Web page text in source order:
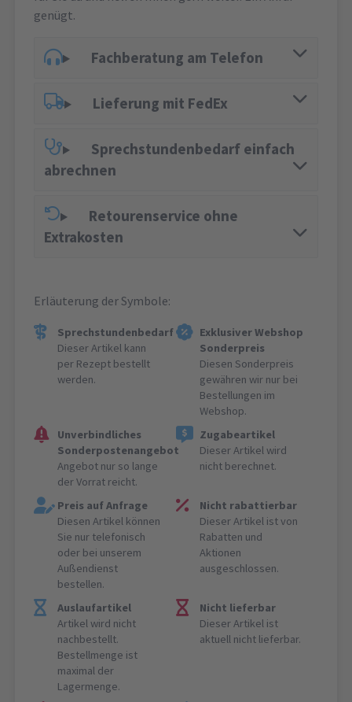
genügt.
Fachberatung am Telefon
Lieferung mit FedEx
Sprechstundenbedarf einfach
abrechnen
Retourenservice ohne
Extrakosten
Erläuterung der Symbole:
Sprechstundenbedarf
Dieser Artikel kann
per Rezept bestellt
werden.
Exklusiver Webshop
Sonderpreis
Diesen Sonderpreis
gewähren wir nur bei
Bestellungen im
Webshop.
Unverbindliches
Sonderpostenangebot
Angebot nur so lange
der Vorrat reicht.
Zugabeartikel
Dieser Artikel wird
nicht berechnet.
Preis auf Anfrage
Diesen Artikel können
Sie nur telefonisch
oder bei unserem
Außendienst
bestellen.
Nicht rabattierbar
Dieser Artikel ist von
Rabatten und
Aktionen
ausgeschlossen.
Auslaufartikel
Artikel wird nicht
nachbestellt.
Bestellmenge ist
maximal der
Lagermenge.
Nicht lieferbar
Dieser Artikel ist
aktuell nicht lieferbar.